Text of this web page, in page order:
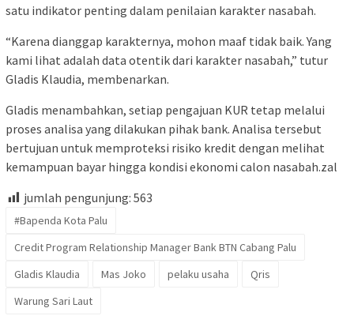
satu indikator penting dalam penilaian karakter nasabah.
“Karena dianggap karakternya, mohon maaf tidak baik. Yang
kami lihat adalah data otentik dari karakter nasabah,” tutur
Gladis Klaudia, membenarkan.
Gladis menambahkan, setiap pengajuan KUR tetap melalui
proses analisa yang dilakukan pihak bank. Analisa tersebut
bertujuan untuk memproteksi risiko kredit dengan melihat
kemampuan bayar hingga kondisi ekonomi calon nasabah.zal
jumlah pengunjung: 563
#Bapenda Kota Palu
Credit Program Relationship Manager Bank BTN Cabang Palu
Gladis Klaudia
Mas Joko pelaku usaha
Qris
Warung Sari Laut